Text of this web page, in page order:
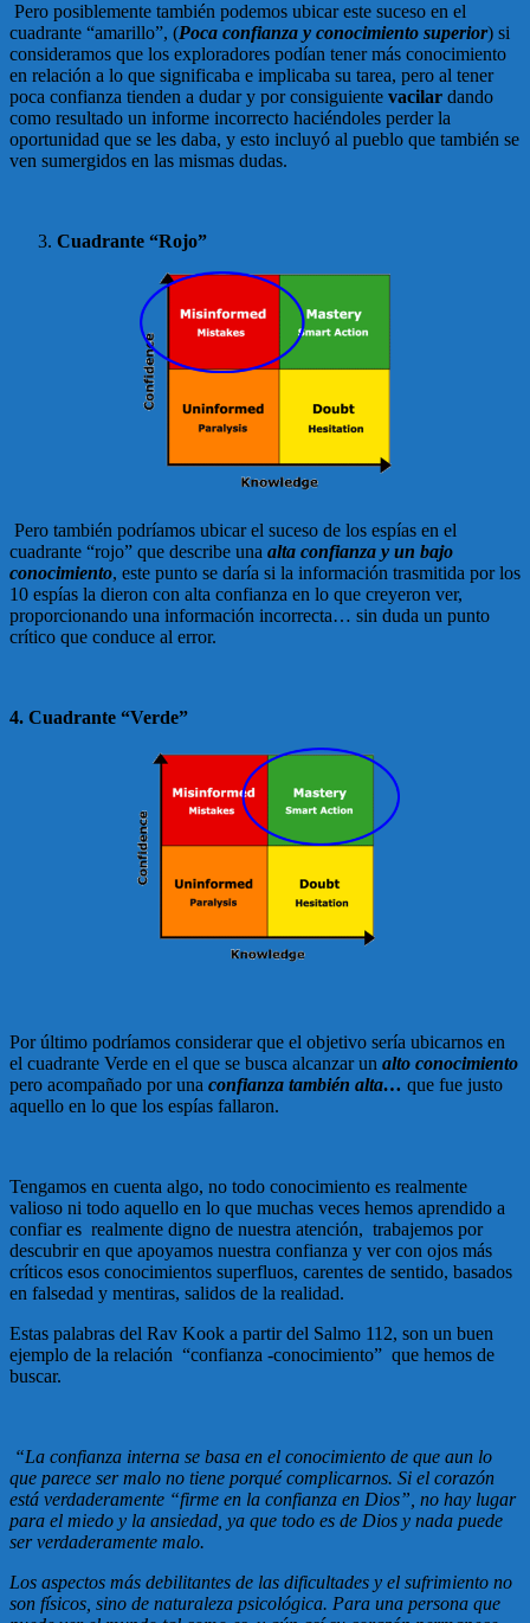
Pero posiblemente también podemos ubicar este suceso en el
cuadrante “amarillo”, (Poca confianza y conocimiento superior) si
consideramos que los exploradores podían tener más conocimiento
en relación a lo que significaba e implicaba su tarea, pero al tener
poca confianza tienden a dudar y por consiguiente vacilar dando
como resultado un informe incorrecto haciéndoles perder la
oportunidad que se les daba, y esto incluyó al pueblo que también se
ven sumergidos en las mismas dudas.
Cuadrante “Rojo”
Pero también podríamos ubicar el suceso de los espías en el
cuadrante “rojo” que describe una alta confianza y un bajo
conocimiento, este punto se daría si la información trasmitida por los
10 espías la dieron con alta confianza en lo que creyeron ver,
proporcionando una información incorrecta… sin duda un punto
crítico que conduce al error.
4. Cuadrante “Verde”
Por último podríamos considerar que el objetivo sería ubicarnos en
el cuadrante Verde en el que se busca alcanzar un alto conocimiento
pero acompañado por una confianza también alta… que fue justo
aquello en lo que los espías fallaron.
Tengamos en cuenta algo, no todo conocimiento es realmente
valioso ni todo aquello en lo que muchas veces hemos aprendido a
confiar es realmente digno de nuestra atención, trabajemos por
descubrir en que apoyamos nuestra confianza y ver con ojos más
críticos esos conocimientos superfluos, carentes de sentido, basados
en falsedad y mentiras, salidos de la realidad.
Estas palabras del Rav Kook a partir del Salmo 112, son un buen
ejemplo de la relación “confianza -conocimiento” que hemos de
buscar.
“La confianza interna se basa en el conocimiento de que aun lo
que parece ser malo no tiene porqué complicarnos. Si el corazón
está verdaderamente “firme en la confianza en Dios”, no hay lugar
para el miedo y la ansiedad, ya que todo es de Dios y nada puede
ser verdaderamente malo.
Los aspectos más debilitantes de las dificultades y el sufrimiento no
son físicos, sino de naturaleza psicológica. Para una persona que